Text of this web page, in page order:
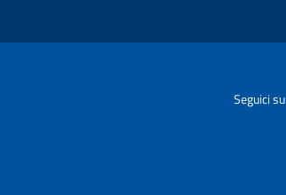
Seguici su